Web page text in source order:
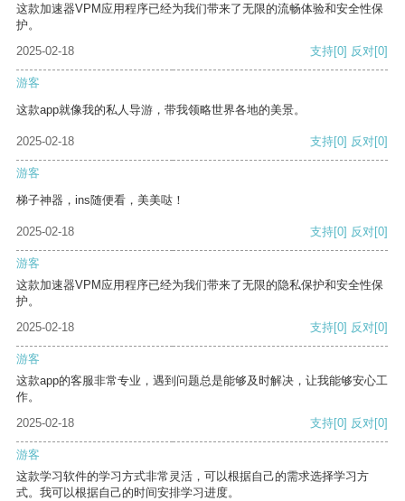
这款加速器VPM应用程序已经为我们带来了无限的流畅体验和安全性保
护。
2025-02-18
支持[0] 反对[0]
游客
这款app就像我的私人导游，带我领略世界各地的美景。
2025-02-18 支持[0] 反对[0]
游客
梯子神器，ins随便看，美美哒！
2025-02-18 支持[0] 反对[0]
游客
这款加速器VPM应用程序已经为我们带来了无限的隐私保护和安全性保
护。
2025-02-18
支持[0] 反对[0]
游客
这款app的客服非常专业，遇到问题总是能够及时解决，让我能够安心工
作。
2025-02-18
支持[0] 反对[0]
游客
这款学习软件的学习方式非常灵活，可以根据自己的需求选择学习方
式。我可以根据自己的时间安排学习进度。